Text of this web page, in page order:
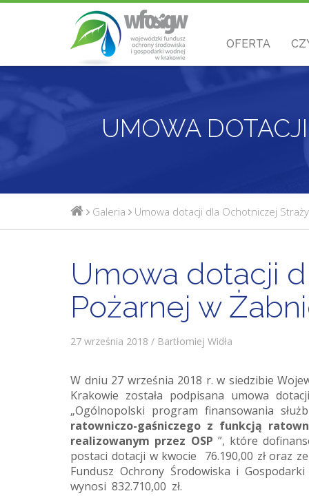
OFERTA
Galeria Umowa dotacji dla Ochotniczej
Umowa dotacji
Pożarnej w
27 września 2018 / Bartłomiej Widła
W dniu 27 września 2018 r. w siedzibie
Krakowie została podpisana umowa
„Ogólnopolski program finansowania
ratowniczo-gaśniczego z funkcją
realizowanym przez OSP ”, które
postaci dotacji w kwocie 76.190,00 zł oraz
Fundusz Ochrony Środowiska i
wynosi 832.710,00 zł.